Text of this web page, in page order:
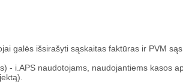
galės išsirašyti sąskaitas faktūras ir PVM
- i.APS naudotojams, naudojantiems kasos